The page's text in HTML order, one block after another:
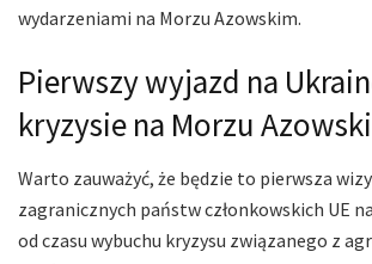
wydarzeniami na Morzu Azowskim.‎
Pierwszy wyjazd na
kryzysie na Morzu
Warto zauważyć, że będzie to pierwsza
zagranicznych państw członkowskich UE
od czasu wybuchu kryzysu związanego z